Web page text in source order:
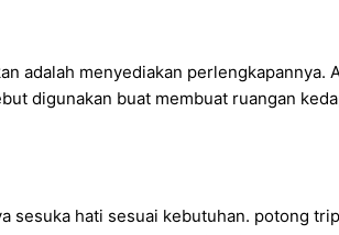
adalah menyediakan
digunakan buat membuat ruangan
hati sesuai kebutuhan. potong